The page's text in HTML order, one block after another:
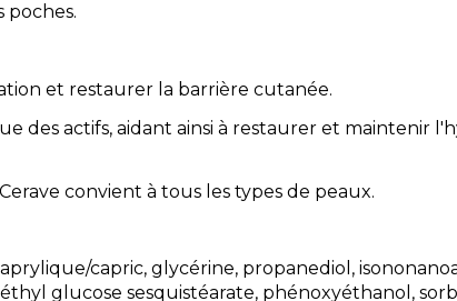
poches.
et restaurer la barrière cutanée.
des actifs, aidant ainsi à restaurer et maintenir
convient à tous les types de peaux.
capric, glycérine, propanediol,
glucose sesquistéarate, phénoxyéthanol,